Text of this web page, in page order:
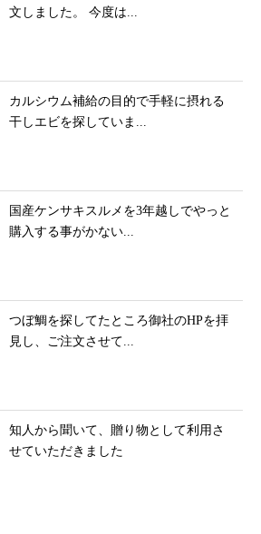
文しました。 今度は...
カルシウム補給の目的で手軽に摂れる
干しエビを探していま...
国産ケンサキスルメを3年越しでやっと
購入する事がかない...
つぼ鯛を探してたところ御社のHPを拝
見し、ご注文させて...
知人から聞いて、贈り物として利用さ
せていただきました